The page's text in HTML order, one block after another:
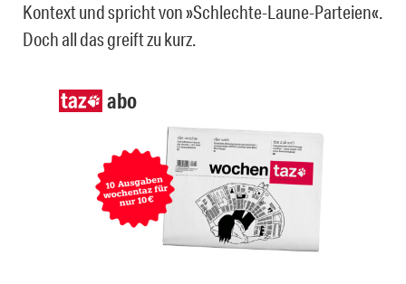
Kontext und spricht von »Schlechte-Laune-Parteien«.
Doch all das greift zu kurz.
abo